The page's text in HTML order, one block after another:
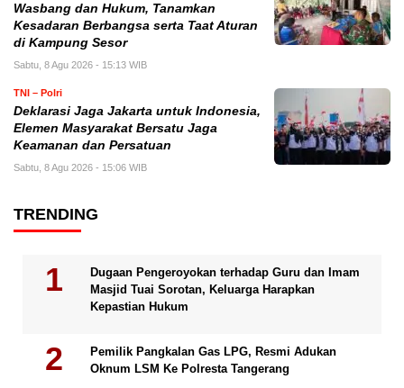
Wasbang dan Hukum, Tanamkan
Kesadaran Berbangsa serta Taat Aturan
di Kampung Sesor
Sabtu, 8 Agu 2026 - 15:13 WIB
TNI – Polri
Deklarasi Jaga Jakarta untuk Indonesia,
Elemen Masyarakat Bersatu Jaga
Keamanan dan Persatuan
Sabtu, 8 Agu 2026 - 15:06 WIB
TRENDING
Dugaan Pengeroyokan terhadap Guru dan Imam
Masjid Tuai Sorotan, Keluarga Harapkan
Kepastian Hukum
Pemilik Pangkalan Gas LPG, Resmi Adukan
Oknum LSM Ke Polresta Tangerang